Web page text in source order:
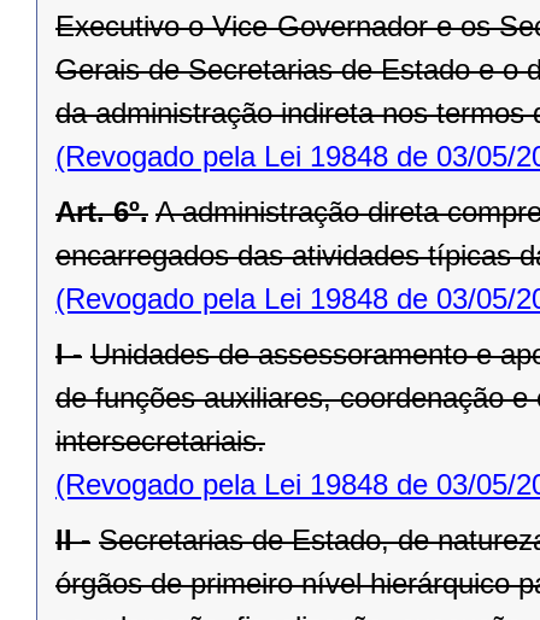
Executivo o Vice-Governador e os
Gerais de Secretarias de Estado e o
da administração indireta nos termos
(Revogado pela Lei 19848 de 03/05/
Art. 6º. A administração direta
encarregados das atividades típicas
(Revogado pela Lei 19848 de 03/05/
I - Unidades de assessoramento e
de funções auxiliares, coordenação
intersecretariais.
(Revogado pela Lei 19848 de 03/05/
II - Secretarias de Estado, de
órgãos de primeiro nível hierárquico